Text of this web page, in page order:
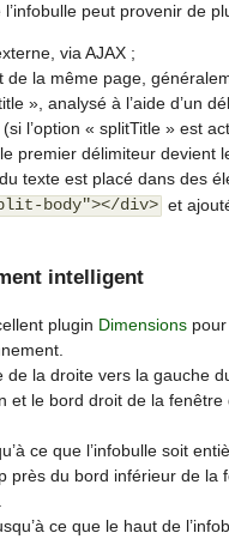
l’infobulle peut provenir de
via AJAX ;
de la même page,
», analysé à l’aide d’un
(si l’option « splitTitle » est
premier délimiteur devient
texte est placé dans des
body"></div> et
intelligent
plugin Dimensionspour
de la droite vers la gauche
et le bord droit de la fenêtre
ce que l’infobulle soit
près du bord inférieur de la
ce que le haut de